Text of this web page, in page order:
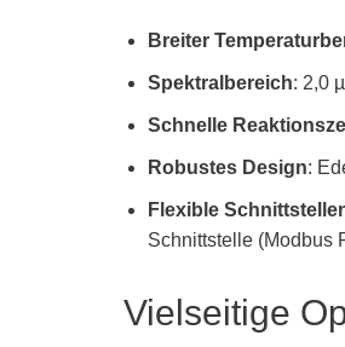
Breiter
Spektralbereich: 2,0
Schnelle
Robustes Design:
Flexible
Schnittstelle (Modbus
Vielseitige